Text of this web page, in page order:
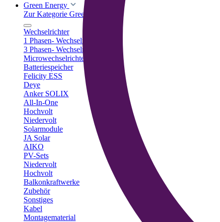
Green Energy
Zur Kategorie Green Energy
Wechselrichter
1 Phasen- Wechselrichter
3 Phasen- Wechselrichter
Microwechselrichter
Batteriespeicher
Felicity ESS
Deye
Anker SOLIX
All-In-One
Hochvolt
Niedervolt
Solarmodule
JA Solar
AIKO
PV-Sets
Niedervolt
Hochvolt
Balkonkraftwerke
Zubehör
Sonstiges
Kabel
Montagematerial